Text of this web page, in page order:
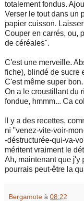
totalement fondus.
Verser le tout dans un
papier cuisson.
Couper en carrés, ou,
de céréales".
C'est une merveille.
fiche), blindé de sucre
C'est même super bon.
On a le croustillant du
fondue, hmmm... Ca
Il y a des recettes,
ni "venez-vite-voir-
-déstructurée-qui-va-
méritent vraiment le
Ah, maintenant que j'y
pourrais peut-être la
Bergamote à 08:22